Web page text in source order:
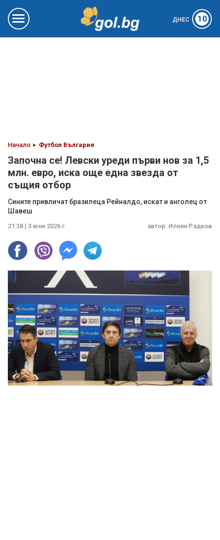
ДНЕС 10
Начало Футбол България
Започна се! Левски уреди първи нов за 1,5
млн. евро, иска още една звезда от
същия отбор
Сините привличат бразилеца Рейналдо, искат и анголец от
Шавеш
21:38 | 3 юни 2026 г. автор: Илиян Радков